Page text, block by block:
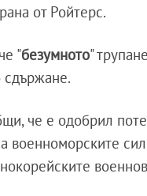
от Ройтерс.
"безумното"
сдържане.
че е одобрил